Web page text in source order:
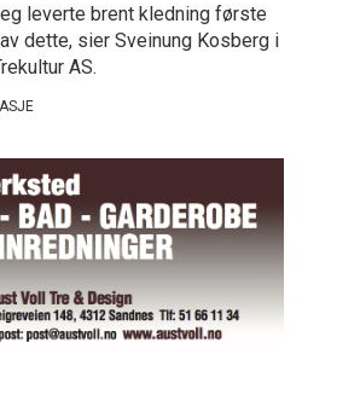
leverte brent kledning første
dette, sier Sveinung Kosberg i
AS.